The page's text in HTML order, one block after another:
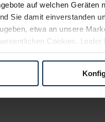
auf welchen Geräten
Sie damit einverstanden
etwa an unsere
Cookies.
Weg zu Ihrem Neuwagen